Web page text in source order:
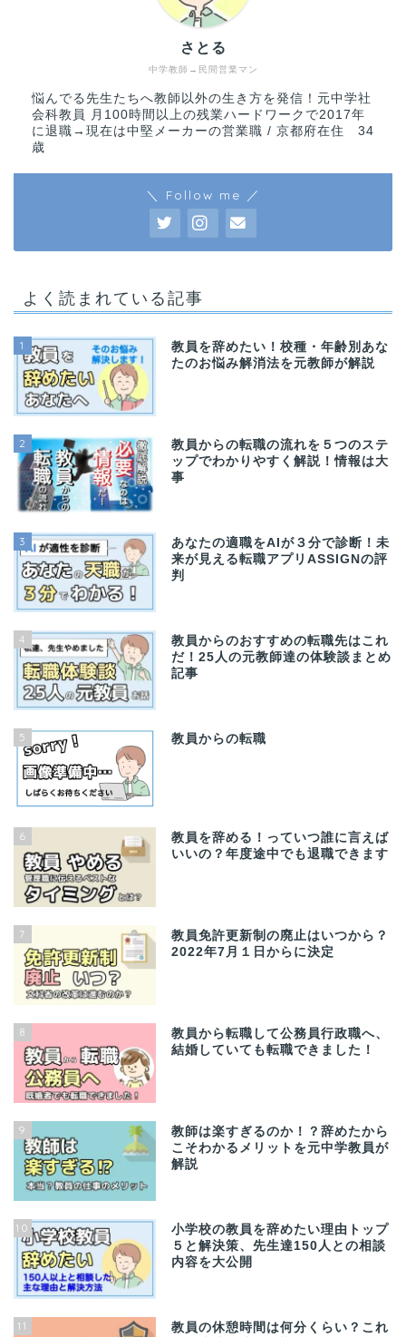
中学教師→民間営業マン
さとる
悩んでる先生たちへ教師以外の生き方を発信！元中学社
会科教員 月100時間以上の残業ハードワークで2017年
に退職→現在は中堅メーカーの営業職 / 京都府在住 34
歳
＼ Follow me ／
よく読まれている記事
1
教員を辞めたい！校種・年齢別あな
たのお悩み解消法を元教師が解説
2
教員からの転職の流れを５つのステ
ップでわかりやすく解説！情報は大
事
3
あなたの適職をAIが３分で診断！未
来が見える転職アプリASSIGNの評
判
4
教員からのおすすめの転職先はこれ
だ！25人の元教師達の体験談まとめ
記事
5 教員からの転職
6
教員を辞める！っていつ誰に言えば
いいの？年度途中でも退職できます
7
教員免許更新制の廃止はいつから？
2022年7月１日からに決定
8
教員から転職して公務員行政職へ、
結婚していても転職できました！
9
教師は楽すぎるのか！？辞めたから
こそわかるメリットを元中学教員が
解説
10
小学校の教員を辞めたい理由トップ
５と解決策、先生達150人との相談
内容を大公開
11 教員の休憩時間は何分くらい？これ